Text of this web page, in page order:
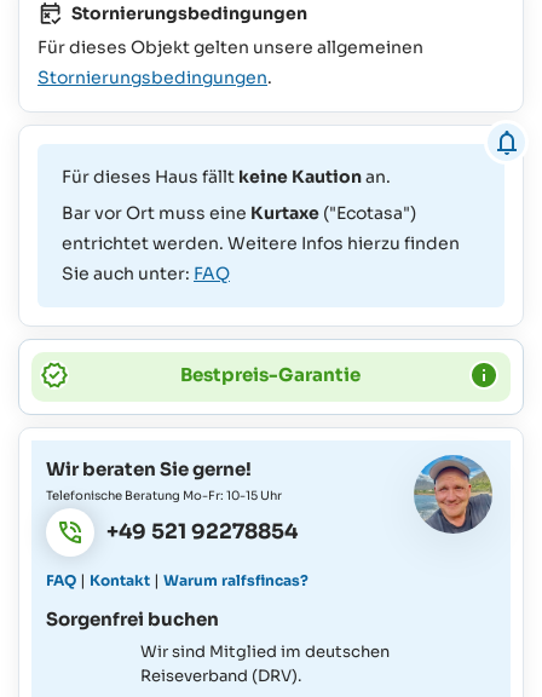
Stornierungsbedingungen
Für dieses Objekt gelten unsere allgemeinen
Stornierungsbedingungen.
Für dieses Haus fällt keine Kautionan.
Bar vor Ort muss eine Kurtaxe ("Ecotasa")
entrichtet werden. Weitere Infos hierzu finden
Sie auch unter: FAQ
Bestpreis-Garantie
Wir beraten Sie gerne!
Telefonische Beratung Mo-Fr: 10-15 Uhr
+49 521 92278854
FAQ | Kontakt | Warum ralfsfincas?
Sorgenfrei buchen
Wir sind Mitglied im deutschen
Reiseverband (DRV).